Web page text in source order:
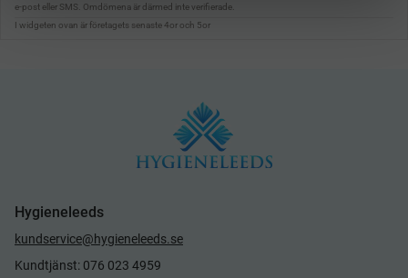
Hygieneleeds
kundservice@hygieneleeds.se
Kundtjänst: 076 023 4959